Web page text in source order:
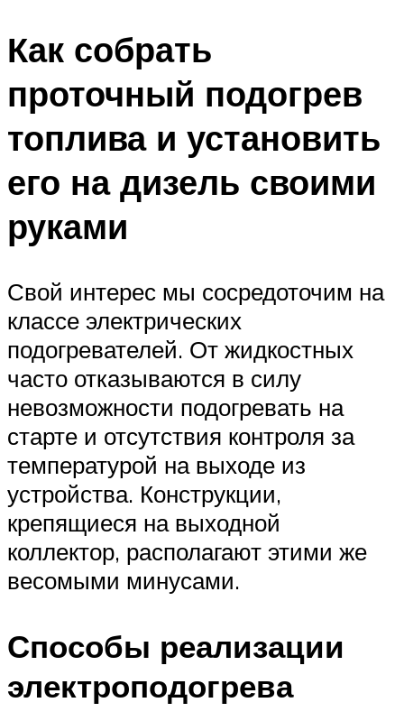
Как собрать
проточный подогрев
топлива и установить
его на дизель своими
руками
Свой интерес мы сосредоточим на
классе электрических
подогревателей. От жидкостных
часто отказываются в силу
невозможности подогревать на
старте и отсутствия контроля за
температурой на выходе из
устройства. Конструкции,
крепящиеся на выходной
коллектор, располагают этими же
весомыми минусами.
Способы реализации
электроподогрева